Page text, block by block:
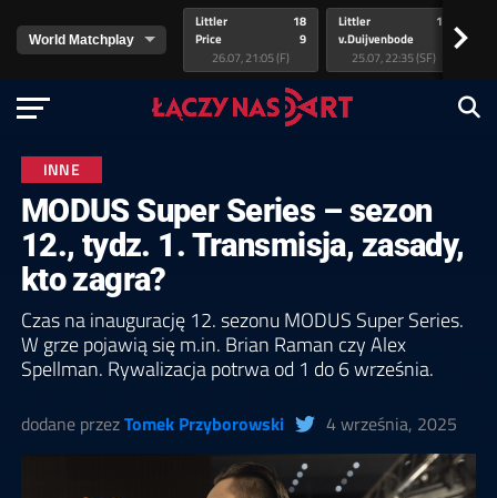
Littler
Price
18
9
26.07, 21:05 (F)
Littler
v.Duijvenbode
17
25.07, 22:35 (SF)
>
INNE
MODUS Super Series – sezon
12., tydz. 1. Transmisja, zasady,
kto zagra?
Czas na inaugurację 12. sezonu MODUS Super Series.
W grze pojawią się m.in. Brian Raman czy Alex
Spellman. Rywalizacja potrwa od 1 do 6 września.
dodane przezTomek Przyborowski 4 września, 2025